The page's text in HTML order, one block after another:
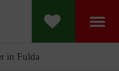
in Fulda